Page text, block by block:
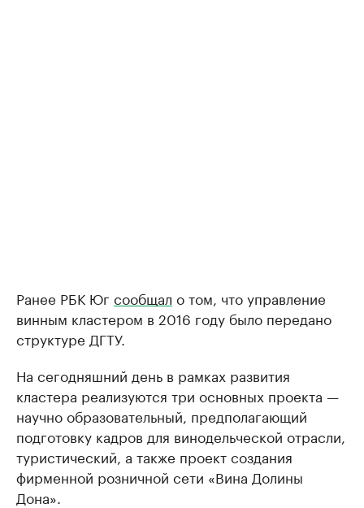
Ранее РБК Юг сообщал о том, что управление
винным кластером в 2016 году было передано
структуре ДГТУ.
На сегодняшний день в рамках развития
кластера реализуются три основных проекта —
научно образовательный, предполагающий
подготовку кадров для винодельческой отрасли,
туристический, а также проект создания
фирменной розничной сети «Вина Долины
Дона».